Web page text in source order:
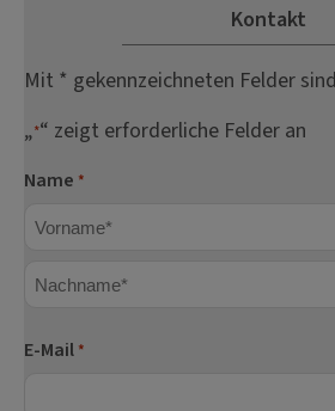
Kontakt
Mit * gekennzeichneten Felder
„*“ zeigt erforderliche Felder an
Name *
E-Mail *